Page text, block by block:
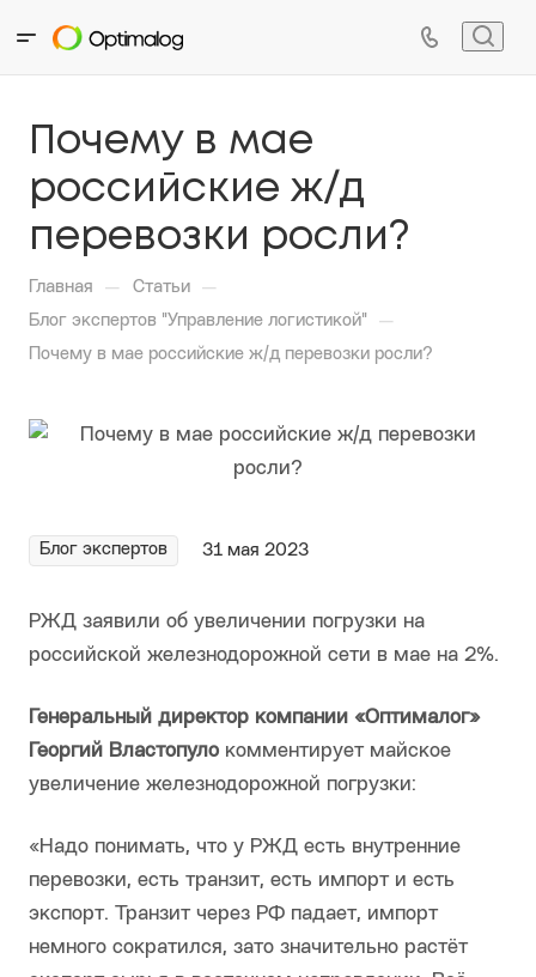
Почему в мае
российские ж/д
перевозки росли?
Главная — Статьи —
Блог экспертов "Управление логистикой" —
Почему в мае российские ж/д перевозки росли?
Блог экспертов 31 мая 2023
РЖД заявили об увеличении погрузки на
российской железнодорожной сети в мае на 2%.
Генеральный директор компании «Оптималог»
Георгий Властопуло комментирует майское
увеличение железнодорожной погрузки:
«Надо понимать, что у РЖД есть внутренние
перевозки, есть транзит, есть импорт и есть
экспорт. Транзит через РФ падает, импорт
немного сократился, зато значительно растёт